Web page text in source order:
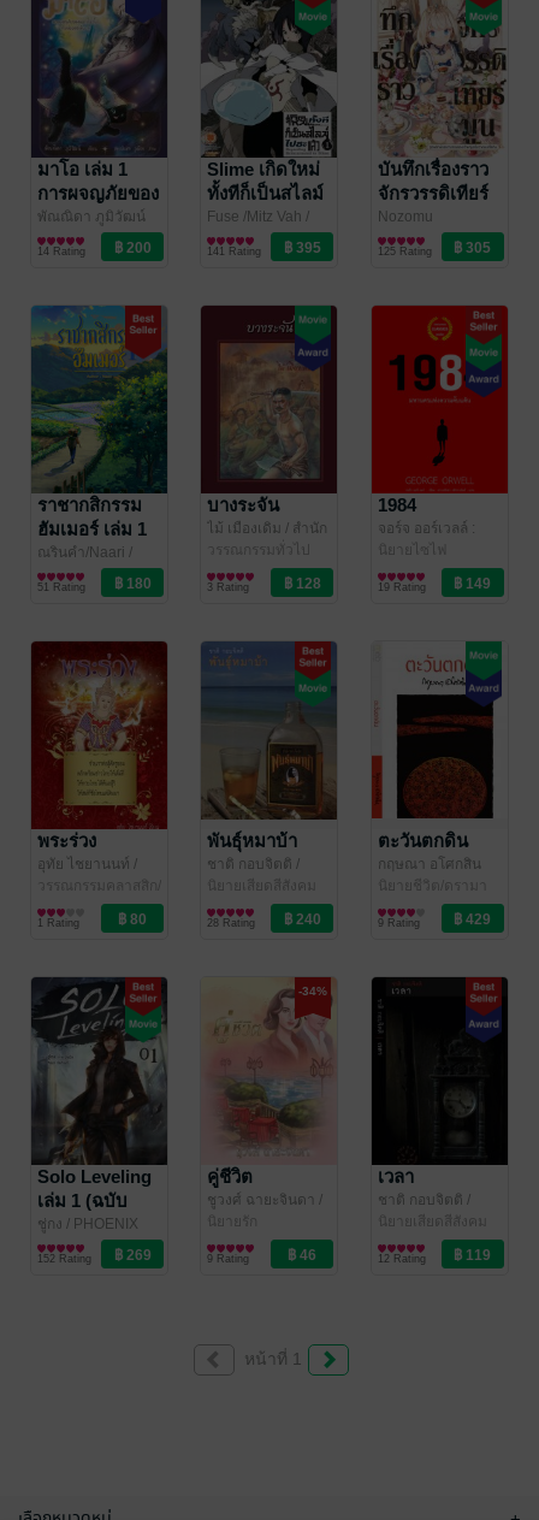
มาโอ เล่ม 1
การผจญภัยของ
แมว (ไม่) โง่กับ
พ่อมดระดับ 71
พัณณิดา ภูมิวัฒน์
นิยายแฟนตาซี
14 Rating
Slime เกิดใหม่
ทั้งทีก็เป็นสไลม์
ไปซะแล้ว 01
(ฉบับนิยาย)
Fuse /Mitz Vah /
LUCKPIM
Publishing
ไลท์โนเวล
141 Rating
บันทึกเรื่องราว
จักรวรรดิเทียร์
มูน -จุดพลิกผัน
ชะตากรรมของ
เจ้าหญิงเริ่มจา
Nozomu
Mochitsuki
/ Gift
Book Publishing
ไลท์โนเวล
125 Rating
ราชากสิกรรม
ฮัมเมอร์ เล่ม 1
ณรินคำ/Naari /
ฬฟ้า/ณรินคำ/Naari
นิยายแฟนตาซี
51 Rating
บางระจัน
ไม้ เมืองเดิม / สำนัก
พิมพ์แสงดาว
วรรณกรรมทั่วไป
3 Rating
1984
จอร์จ ออร์เวลล์ :
เขียน สรวงอัปร กสิ
กรานันท์ : แปล/
แอร์โรว์ คลาสสิ
นิยายไซไฟ
19 Rating
พระร่วง
อุทัย ไชยานนท์ /
สำนักพิมพ์แสงดาว
วรรณกรรมคลาสสิก/
วรรณคดีไทย
1 Rating
พันธุ์หมาบ้า
ชาติ กอบจิตติ /
สำนักพิมพ์หอน
นิยายเสียดสีสังคม
28 Rating
ตะวันตกดิน
กฤษณา อโศกสิน
นิยายชีวิต/ดรามา
9 Rating
Solo Leveling
เล่ม 1 (ฉบับ
นิยาย)
ชู่กง / PHOENIX
NEXT
ไลท์โนเวล
152 Rating
-34%
คู่ชีวิต
ชูวงศ์ ฉายะจินดา /
ชูวงศ์ ฉายะจินดา/
ทวิชา
นิยายรัก
9 Rating
เวลา
ชาติ กอบจิตติ /
สำนักพิมพ์หอน
นิยายเสียดสีสังคม
12 Rating
หน้าที่ 1